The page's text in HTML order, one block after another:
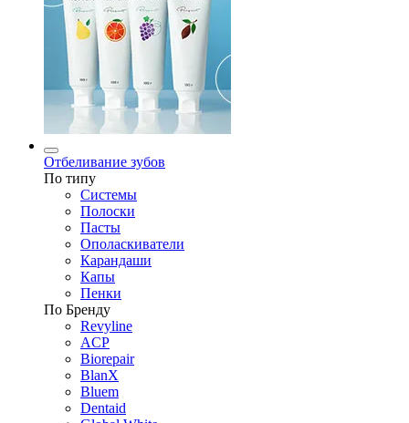
Отбеливание зубов
По типу
Системы
Полоски
Пасты
Ополаскиватели
Карандаши
Капы
Пенки
По Бренду
Revyline
ACP
Biorepair
BlanX
Bluem
Dentaid